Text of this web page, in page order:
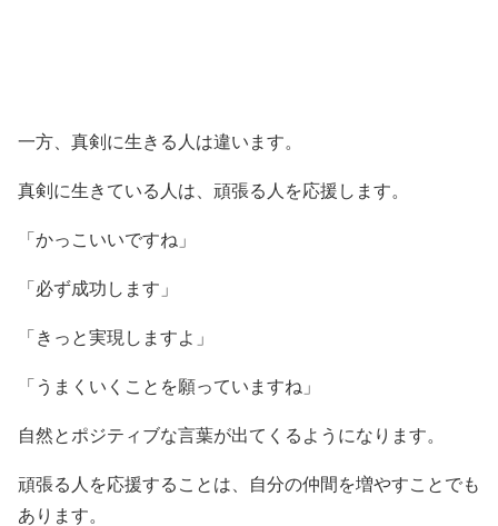
一方、真剣に生きる人は違います。
真剣に生きている人は、頑張る人を応援します。
「かっこいいですね」
「必ず成功します」
「きっと実現しますよ」
「うまくいくことを願っていますね」
自然とポジティブな言葉が出てくるようになります。
頑張る人を応援することは、自分の仲間を増やすことでも
あります。